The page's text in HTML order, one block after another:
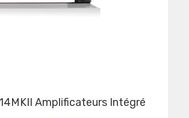
Amplificateurs Intégré